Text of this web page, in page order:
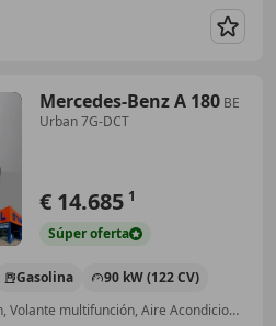
Mercedes-Benz A 180 BE
Urban 7G-DCT
€ 14.685 1
Súperoferta
Gasolina
90 kW (122 CV)
Elevalunas eléctrico, Bluetooth, Volante multifunción, Aire Acondicionado, CD, ESP, Cierre centralizado, Airbag del conductor